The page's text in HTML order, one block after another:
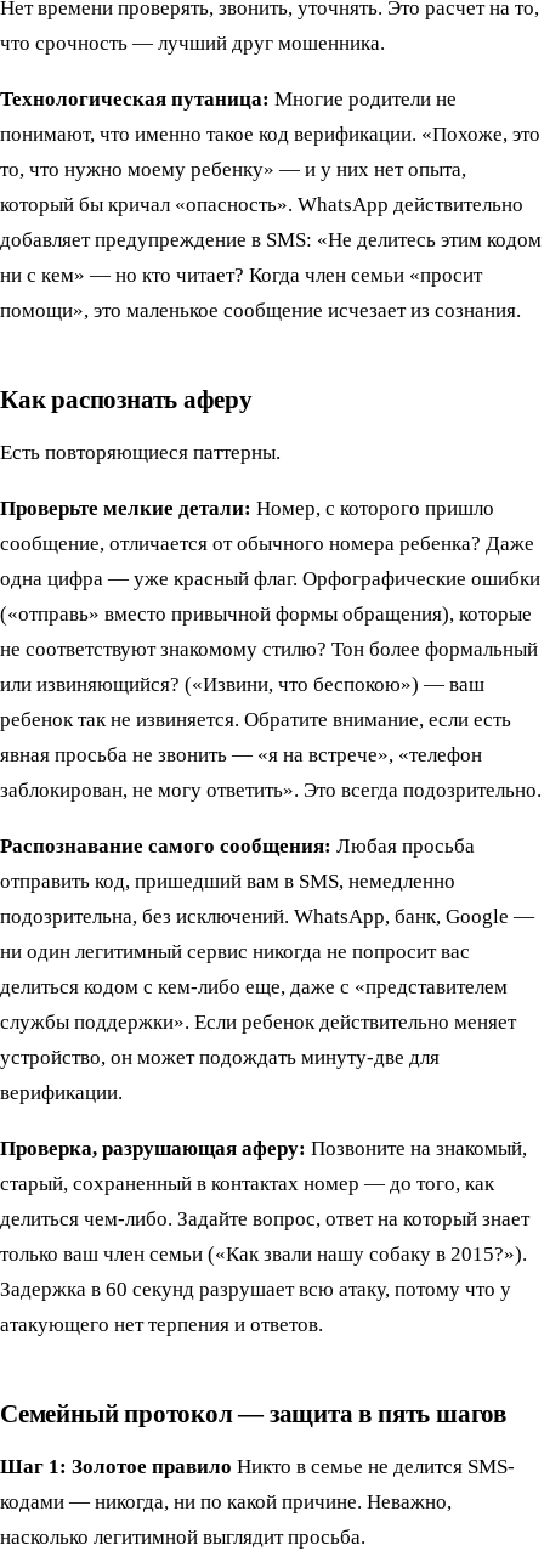
Нет времени проверять, звонить, уточнять. Это расчет на то,
что срочность — лучший друг мошенника.
Технологическая путаница: Многие родители не
понимают, что именно такое код верификации. «Похоже, это
то, что нужно моему ребенку» — и у них нет опыта,
который бы кричал «опасность». WhatsApp действительно
добавляет предупреждение в SMS: «Не делитесь этим кодом
ни с кем» — но кто читает? Когда член семьи «просит
помощи», это маленькое сообщение исчезает из сознания.
Как распознать аферу
Есть повторяющиеся паттерны.
Проверьте мелкие детали: Номер, с которого пришло
сообщение, отличается от обычного номера ребенка? Даже
одна цифра — уже красный флаг. Орфографические ошибки
(«отправь» вместо привычной формы обращения), которые
не соответствуют знакомому стилю? Тон более формальный
или извиняющийся? («Извини, что беспокою») — ваш
ребенок так не извиняется. Обратите внимание, если есть
явная просьба не звонить — «я на встрече», «телефон
заблокирован, не могу ответить». Это всегда подозрительно.
Распознавание самого сообщения: Любая просьба
отправить код, пришедший вам в SMS, немедленно
подозрительна, без исключений. WhatsApp, банк, Google —
ни один легитимный сервис никогда не попросит вас
делиться кодом с кем-либо еще, даже с «представителем
службы поддержки». Если ребенок действительно меняет
устройство, он может подождать минуту-две для
верификации.
Проверка, разрушающая аферу: Позвоните на знакомый,
старый, сохраненный в контактах номер — до того, как
делиться чем-либо. Задайте вопрос, ответ на который знает
только ваш член семьи («Как звали нашу собаку в 2015?»).
Задержка в 60 секунд разрушает всю атаку, потому что у
атакующего нет терпения и ответов.
Семейный протокол — защита в пять шагов
Шаг 1: Золотое правило Никто в семье не делится SMS-
кодами — никогда, ни по какой причине. Неважно,
насколько легитимной выглядит просьба.